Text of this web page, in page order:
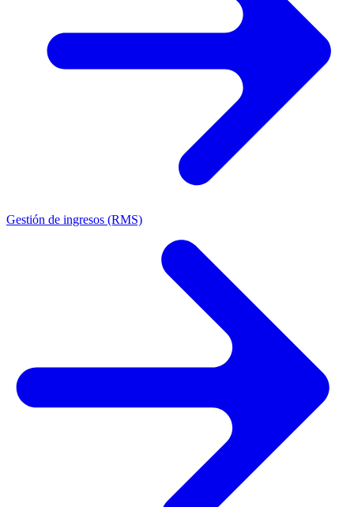
Gestión de ingresos (RMS)